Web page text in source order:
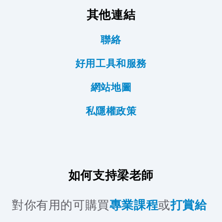
其他連結
聯絡
好用工具和服務
網站地圖
私隱權政策
如何支持梁老師
對你有用的可購買專業課程或打賞給